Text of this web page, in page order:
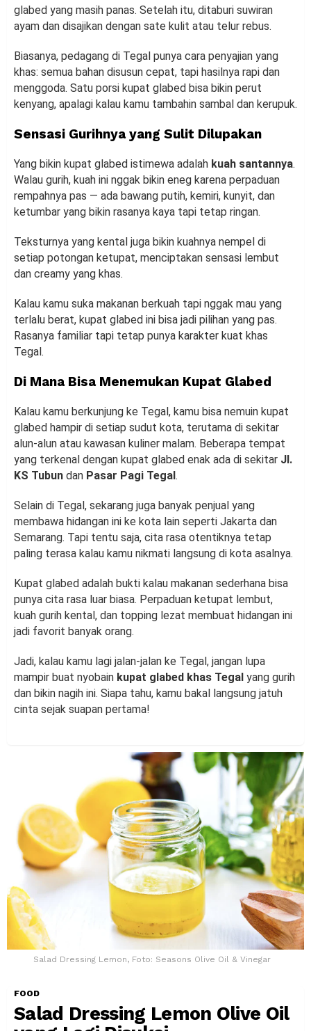
glabed yang masih panas. Setelah itu, ditaburi suwiran
ayam dan disajikan dengan sate kulit atau telur rebus.
Biasanya, pedagang di Tegal punya cara penyajian yang
khas: semua bahan disusun cepat, tapi hasilnya rapi dan
menggoda. Satu porsi kupat glabed bisa bikin perut
kenyang, apalagi kalau kamu tambahin sambal dan kerupuk.
Sensasi Gurihnya yang Sulit Dilupakan
Yang bikin kupat glabed istimewa adalah kuah santannya.
Walau gurih, kuah ini nggak bikin eneg karena perpaduan
rempahnya pas — ada bawang putih, kemiri, kunyit, dan
ketumbar yang bikin rasanya kaya tapi tetap ringan.
Teksturnya yang kental juga bikin kuahnya nempel di
setiap potongan ketupat, menciptakan sensasi lembut
dan creamy yang khas.
Kalau kamu suka makanan berkuah tapi nggak mau yang
terlalu berat, kupat glabed ini bisa jadi pilihan yang pas.
Rasanya familiar tapi tetap punya karakter kuat khas
Tegal.
Di Mana Bisa Menemukan Kupat Glabed
Kalau kamu berkunjung ke Tegal, kamu bisa nemuin kupat
glabed hampir di setiap sudut kota, terutama di sekitar
alun-alun atau kawasan kuliner malam. Beberapa tempat
yang terkenal dengan kupat glabed enak ada di sekitar Jl.
KS Tubun dan Pasar Pagi Tegal.
Selain di Tegal, sekarang juga banyak penjual yang
membawa hidangan ini ke kota lain seperti Jakarta dan
Semarang. Tapi tentu saja, cita rasa otentiknya tetap
paling terasa kalau kamu nikmati langsung di kota asalnya.
Kupat glabed adalah bukti kalau makanan sederhana bisa
punya cita rasa luar biasa. Perpaduan ketupat lembut,
kuah gurih kental, dan topping lezat membuat hidangan ini
jadi favorit banyak orang.
Jadi, kalau kamu lagi jalan-jalan ke Tegal, jangan lupa
mampir buat nyobain kupat glabed khas Tegal yang gurih
dan bikin nagih ini. Siapa tahu, kamu bakal langsung jatuh
cinta sejak suapan pertama!
Salad Dressing Lemon, Foto: Seasons Olive Oil & Vinegar
FOOD
Salad Dressing Lemon Olive Oil